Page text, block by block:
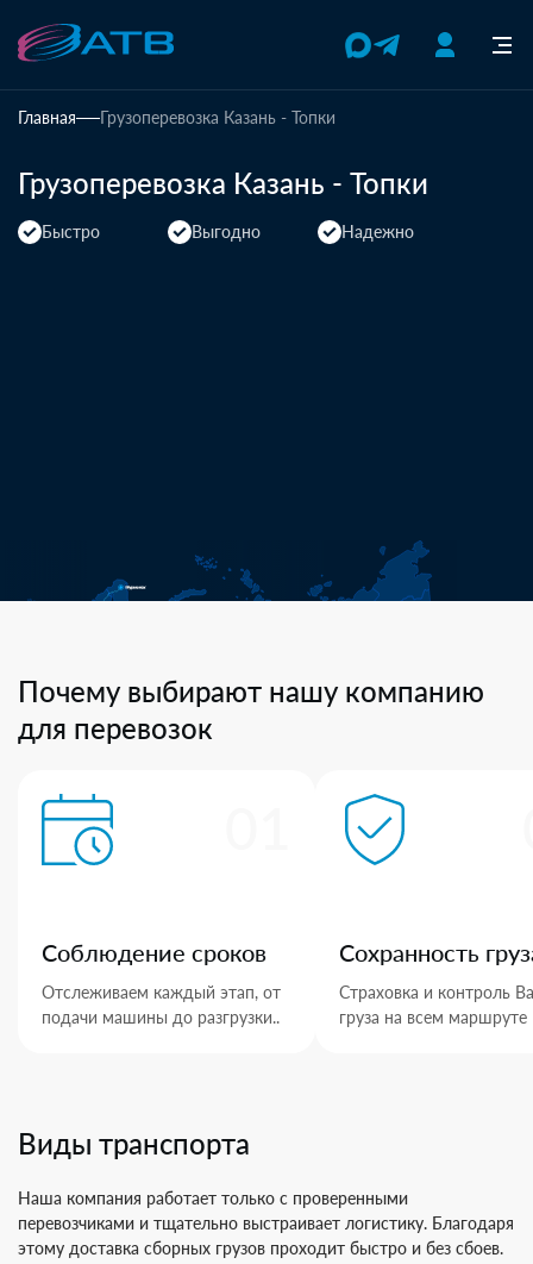
Главная Грузоперевозка Казань - Топки
Грузоперевозка Казань - Топки
Быстро Выгодно Надежно
Почему выбирают нашу компанию
для перевозок
Соблюдение сроков
Отслеживаем каждый этап, от
подачи машины до разгрузки..
Сохранность
Страховка и контроль
груза на всем маршруте
Виды транспорта
Наша компания работает только с проверенными
перевозчиками и тщательно выстраивает логистику. Благодаря
этому доставка сборных грузов проходит быстро и без сбоев.